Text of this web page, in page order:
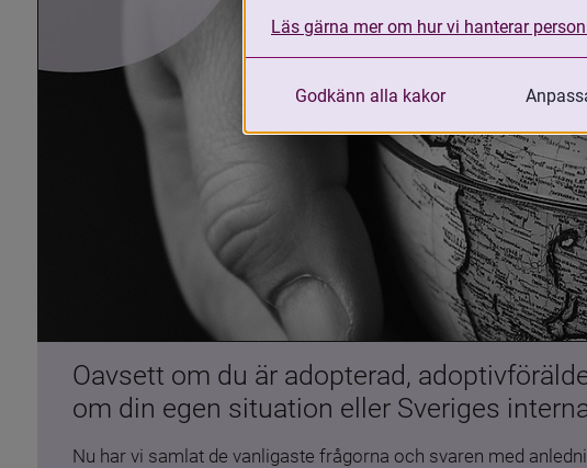
Oavsett om du är adopterad,
om din egen situation eller Sveriges
Nu har vi samlat de vanligaste frågorna och svaren med
Läs gärna mer om hur vi hanterar
Godkänn alla kakor